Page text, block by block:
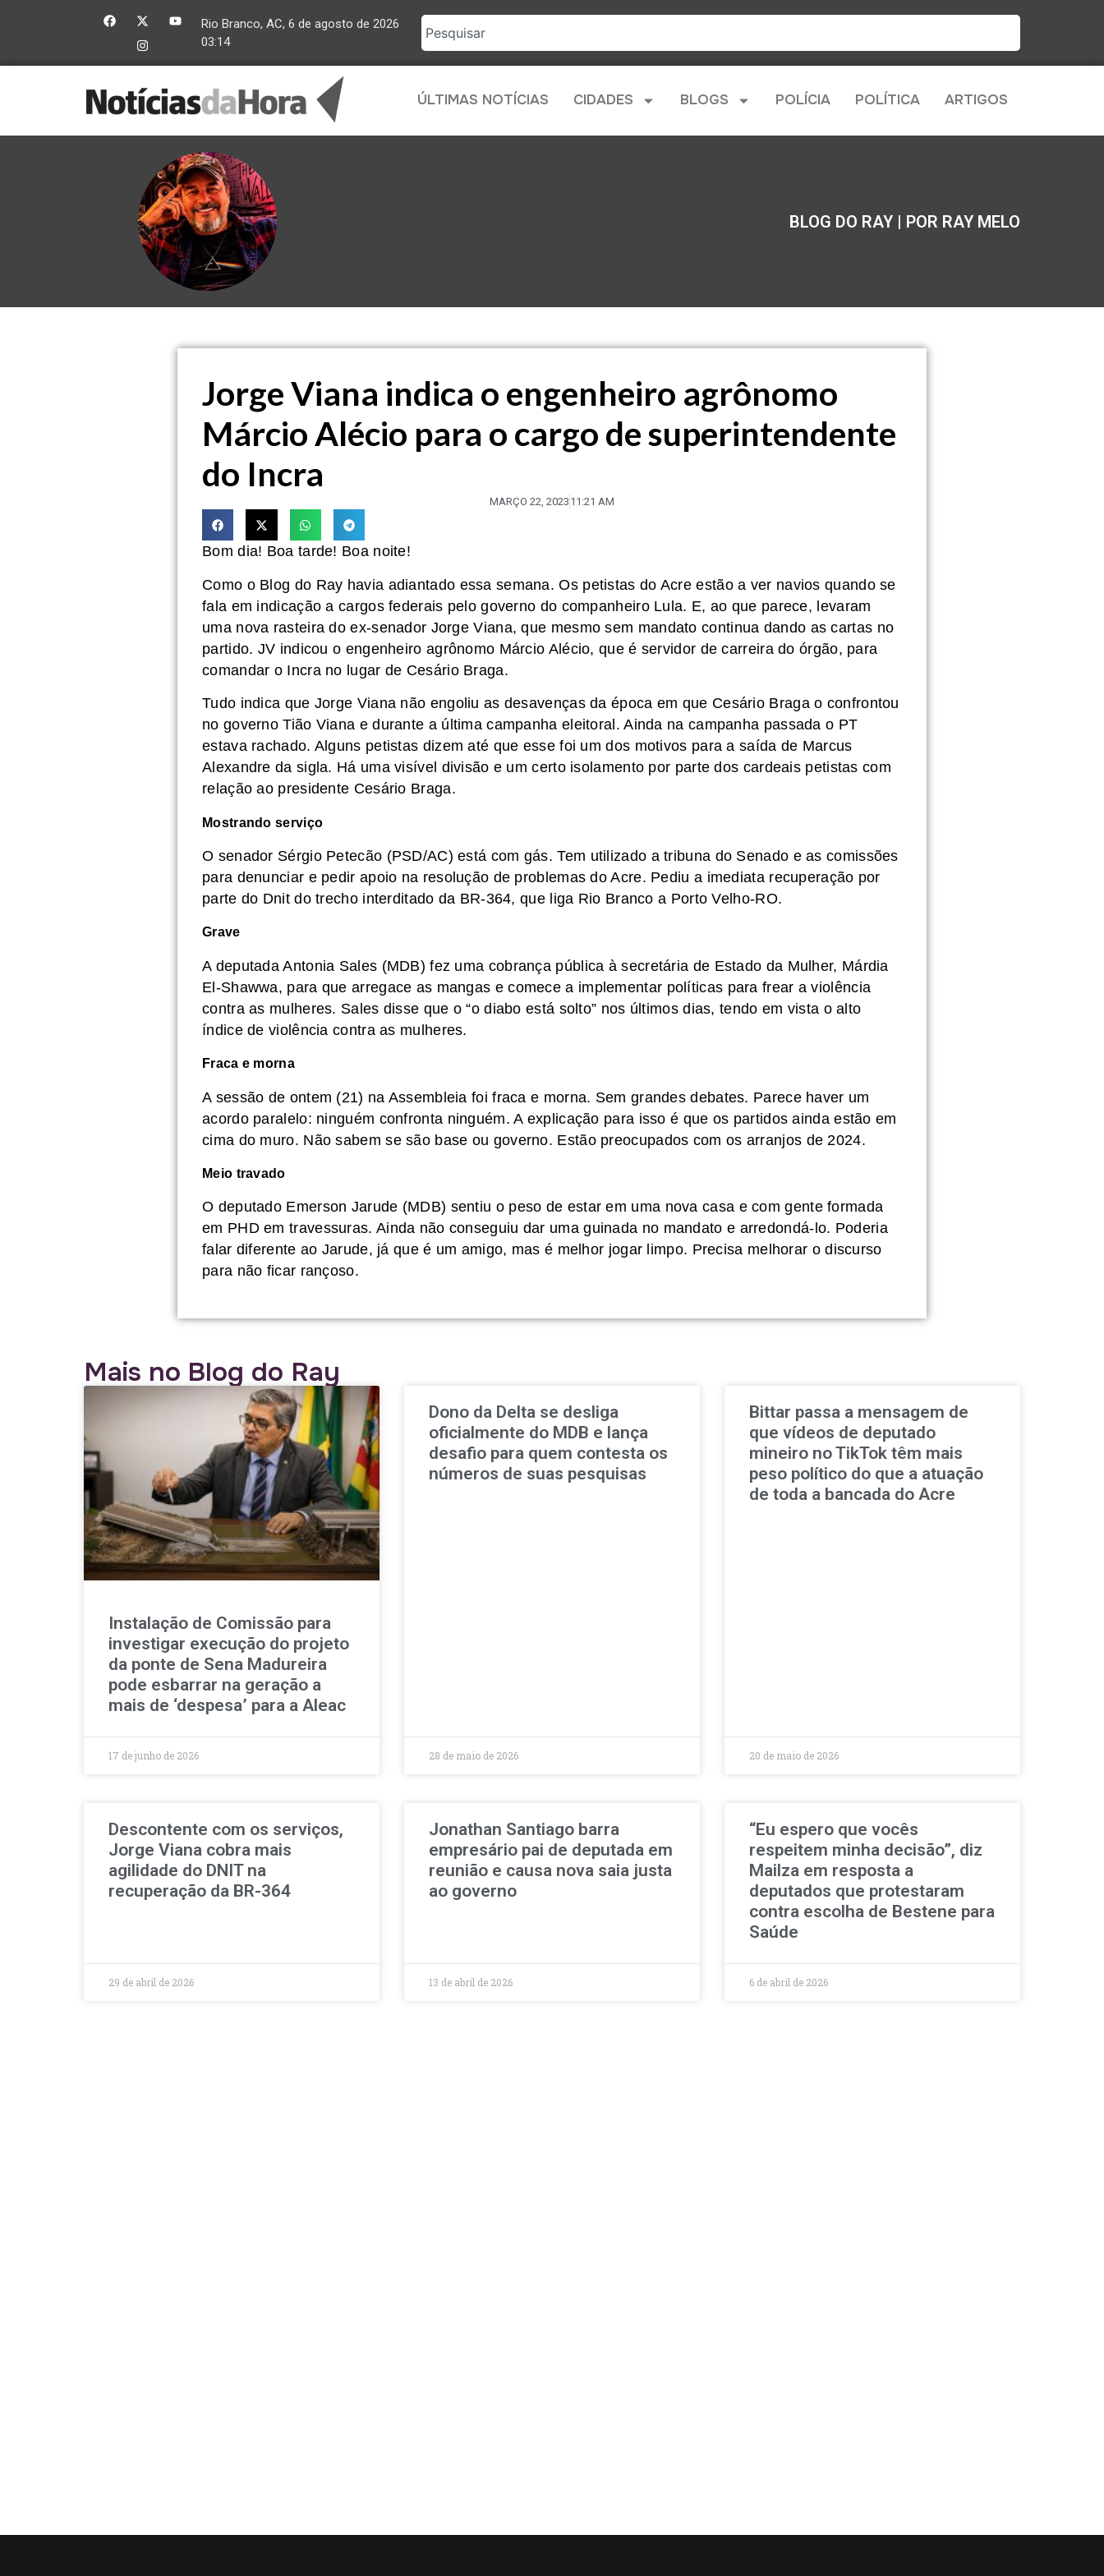
Rio Branco, AC, 6 de agosto de 2026
03:14
ÚLTIMAS NOTÍCIAS CIDADES BLOGS POLÍCIA POLÍTICA ARTIGOS
BLOG DO RAY | POR RAY MELO
Jorge Viana indica o engenheiro agrônomo
Márcio Alécio para o cargo de superintendente
do Incra
MARÇO 22, 2023 11:21 AM
Bom dia! Boa tarde! Boa noite!
Como o Blog do Ray havia adiantado essa semana. Os petistas do Acre estão a ver navios quando se
fala em indicação a cargos federais pelo governo do companheiro Lula. E, ao que parece, levaram
uma nova rasteira do ex-senador Jorge Viana, que mesmo sem mandato continua dando as cartas no
partido. JV indicou o engenheiro agrônomo Márcio Alécio, que é servidor de carreira do órgão, para
comandar o Incra no lugar de Cesário Braga.
Tudo indica que Jorge Viana não engoliu as desavenças da época em que Cesário Braga o confrontou
no governo Tião Viana e durante a última campanha eleitoral. Ainda na campanha passada o PT
estava rachado. Alguns petistas dizem até que esse foi um dos motivos para a saída de Marcus
Alexandre da sigla. Há uma visível divisão e um certo isolamento por parte dos cardeais petistas com
relação ao presidente Cesário Braga.
Mostrando serviço
O senador Sérgio Petecão (PSD/AC) está com gás. Tem utilizado a tribuna do Senado e as comissões
para denunciar e pedir apoio na resolução de problemas do Acre. Pediu a imediata recuperação por
parte do Dnit do trecho interditado da BR-364, que liga Rio Branco a Porto Velho-RO.
Grave
A deputada Antonia Sales (MDB) fez uma cobrança pública à secretária de Estado da Mulher, Márdia
El-Shawwa, para que arregace as mangas e comece a implementar políticas para frear a violência
contra as mulheres. Sales disse que o “o diabo está solto” nos últimos dias, tendo em vista o alto
índice de violência contra as mulheres.
Fraca e morna
A sessão de ontem (21) na Assembleia foi fraca e morna. Sem grandes debates. Parece haver um
acordo paralelo: ninguém confronta ninguém. A explicação para isso é que os partidos ainda estão em
cima do muro. Não sabem se são base ou governo. Estão preocupados com os arranjos de 2024.
Meio travado
O deputado Emerson Jarude (MDB) sentiu o peso de estar em uma nova casa e com gente formada
em PHD em travessuras. Ainda não conseguiu dar uma guinada no mandato e arredondá-lo. Poderia
falar diferente ao Jarude, já que é um amigo, mas é melhor jogar limpo. Precisa melhorar o discurso
para não ficar rançoso.
Mais no Blog do Ray
Instalação de Comissão para
investigar execução do projeto
da ponte de Sena Madureira
pode esbarrar na geração a
mais de ‘despesa’ para a Aleac
17 de junho de 2026
Dono da Delta se desliga
oficialmente do MDB e lança
desafio para quem contesta os
números de suas pesquisas
28 de maio de 2026
Bittar passa a mensagem de
que vídeos de deputado
mineiro no TikTok têm mais
peso político do que a atuação
de toda a bancada do Acre
20 de maio de 2026
Descontente com os serviços,
Jorge Viana cobra mais
agilidade do DNIT na
recuperação da BR-364
29 de abril de 2026
Jonathan Santiago barra
empresário pai de deputada em
reunião e causa nova saia justa
ao governo
13 de abril de 2026
“Eu espero que vocês
respeitem minha decisão”, diz
Mailza em resposta a
deputados que protestaram
contra escolha de Bestene para
Saúde
6 de abril de 2026